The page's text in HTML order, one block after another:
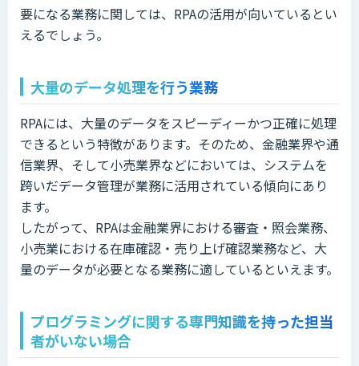
要になる業務に関しては、RPAの活用が向いているとい
えるでしょう。
大量のデータ処理を行う業務
RPAには、大量のデータをスピーディーかつ正確に処理
できるという特徴があります。そのため、金融業界や通
信業界、そして小売業界などにおいては、システムを
跨いだデータ管理が業務に活用されている傾向にあり
ます。
したがって、RPAは金融業界における審査・照会業務、
小売業における在庫確認・売り上げ確認業務など、大
量のデータが必要となる業務に適しているといえます。
プログラミングに関する専門知識を持った担当
者がいない場合